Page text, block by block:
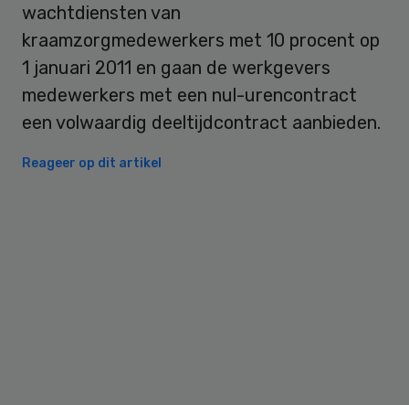
wachtdiensten van
kraamzorgmedewerkers met 10 procent op
1 januari 2011 en gaan de werkgevers
medewerkers met een nul-urencontract
een volwaardig deeltijdcontract aanbieden.
Reageer op dit artikel